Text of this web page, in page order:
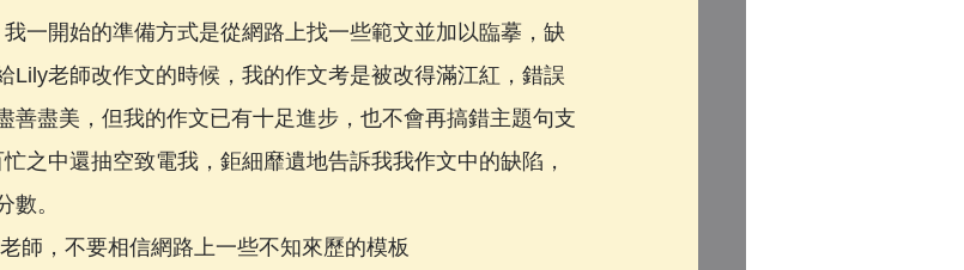
一開始的準備方式是從網路上找一些範文並加以臨摹，缺
Lily老師改作文的時候，我的作文考是被改得滿江紅，錯誤
善盡美，但我的作文已有十足進步，也不會再搞錯主題句支
之中還抽空致電我，鉅細靡遺地告訴我我作文中的缺陷，
數。
師，不要相信網路上一些不知來歷的模板